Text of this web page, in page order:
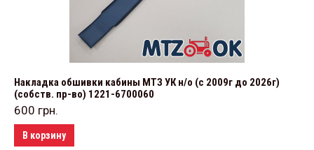
Накладка обшивки кабины МТЗ УК н/о (с 2009г до 2026г)
(собств. пр-во) 1221-6700060
600 грн.
В корзину